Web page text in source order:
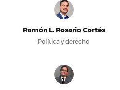
Ramón L. Rosario Cortés
Política y derecho